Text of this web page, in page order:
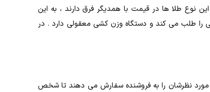
مهمترین نکات خرید پلاک طلا و یا سایر طلا ها ، اطلاع از عیار طلا می باشد که دو نوع است 24 عیار و 18 عیار . این نوع طلا ها در قیمت با همدیگر فرق دارند ، به این
معقولی را طلب می کند و دستگاه وزن کشی معقولی دارد . در
مورد نظرشان را به فروشنده سفارش می دهند تا شخص